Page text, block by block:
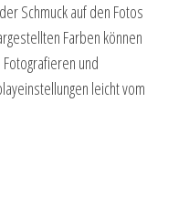
Schmuck auf den Fotos
Farben können
und
leicht vom